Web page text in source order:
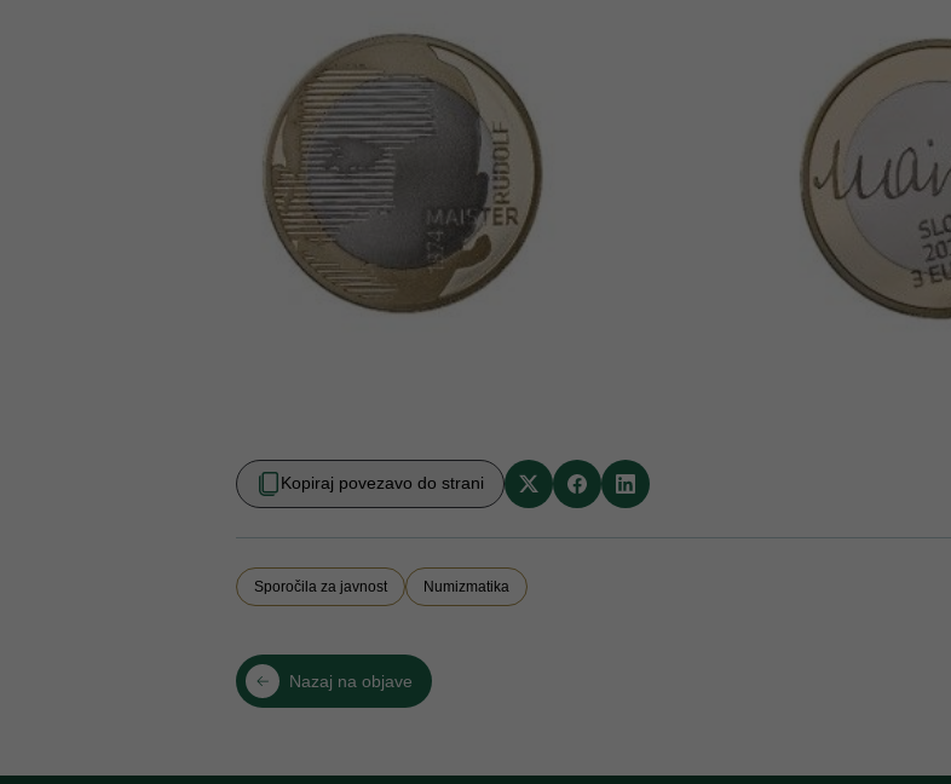
Kopiraj povezavo do strani
Sporočila za javnost Numizmatika
Nazaj na objave